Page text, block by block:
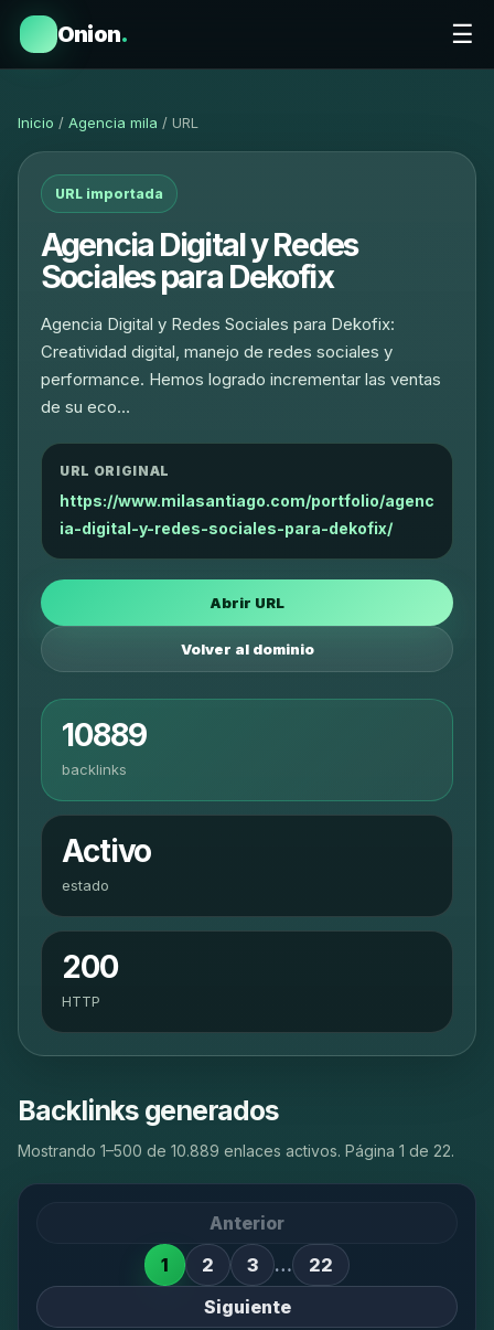
Onion. ☰
Inicio / Agencia mila / URL
URL importada
Agencia Digital y Redes
Sociales para Dekofix
Agencia Digital y Redes Sociales para Dekofix:
Creatividad digital, manejo de redes sociales y
performance. Hemos logrado incrementar las ventas
de su eco…
URL ORIGINAL
https://www.milasantiago.com/portfolio/agenc
ia-digital-y-redes-sociales-para-dekofix/
Abrir URL
Volver al dominio
10889
backlinks
Activo
estado
200
HTTP
Backlinks generados
Mostrando 1–500 de 10.889 enlaces activos. Página 1 de 22.
Anterior
1
2 3 …
22
Siguiente